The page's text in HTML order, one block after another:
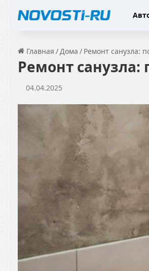
Главная /Дома / Ремонт санузла:
Ремонт
04.04.2025